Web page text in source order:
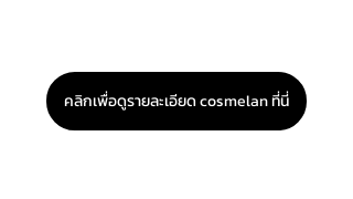
คลิกเพื่อดูรายละเอียด cosmelan ที่นี่